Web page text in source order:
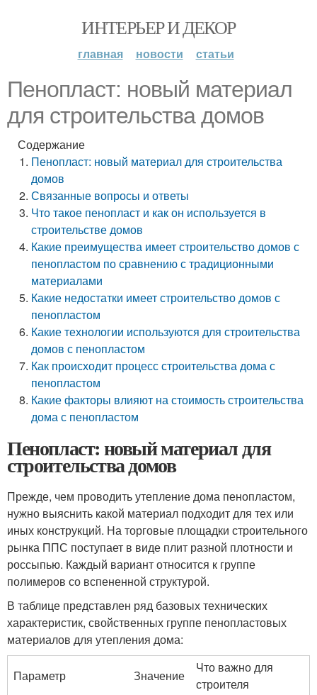
ИНТЕРЬЕР И ДЕКОР
главная новости статьи
Пенопласт: новый материал
для строительства домов
Содержание
Пенопласт: новый материал для строительства
домов
Связанные вопросы и ответы
Что такое пенопласт и как он используется в
строительстве домов
Какие преимущества имеет строительство домов с
пенопластом по сравнению с традиционными
материалами
Какие недостатки имеет строительство домов с
пенопластом
Какие технологии используются для строительства
домов с пенопластом
Как происходит процесс строительства дома с
пенопластом
Какие факторы влияют на стоимость строительства
дома с пенопластом
Пенопласт: новый материал для
строительства домов
Прежде, чем проводить утепление дома пенопластом,
нужно выяснить какой материал подходит для тех или
иных конструкций. На торговые площадки строительного
рынка ППС поступает в виде плит разной плотности и
россыпью. Каждый вариант относится к группе
полимеров со вспененной структурой.
В таблице представлен ряд базовых технических
характеристик, свойственных группе пенопластовых
материалов для утепления дома:
Параметр Значение
Что важно для
строителя